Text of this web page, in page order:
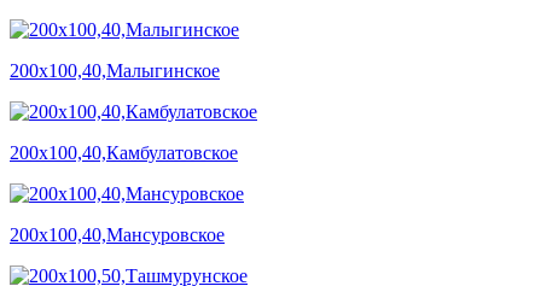
200х100,40,Малыгинское
200х100,40,Камбулатовское
200х100,40,Мансуровское